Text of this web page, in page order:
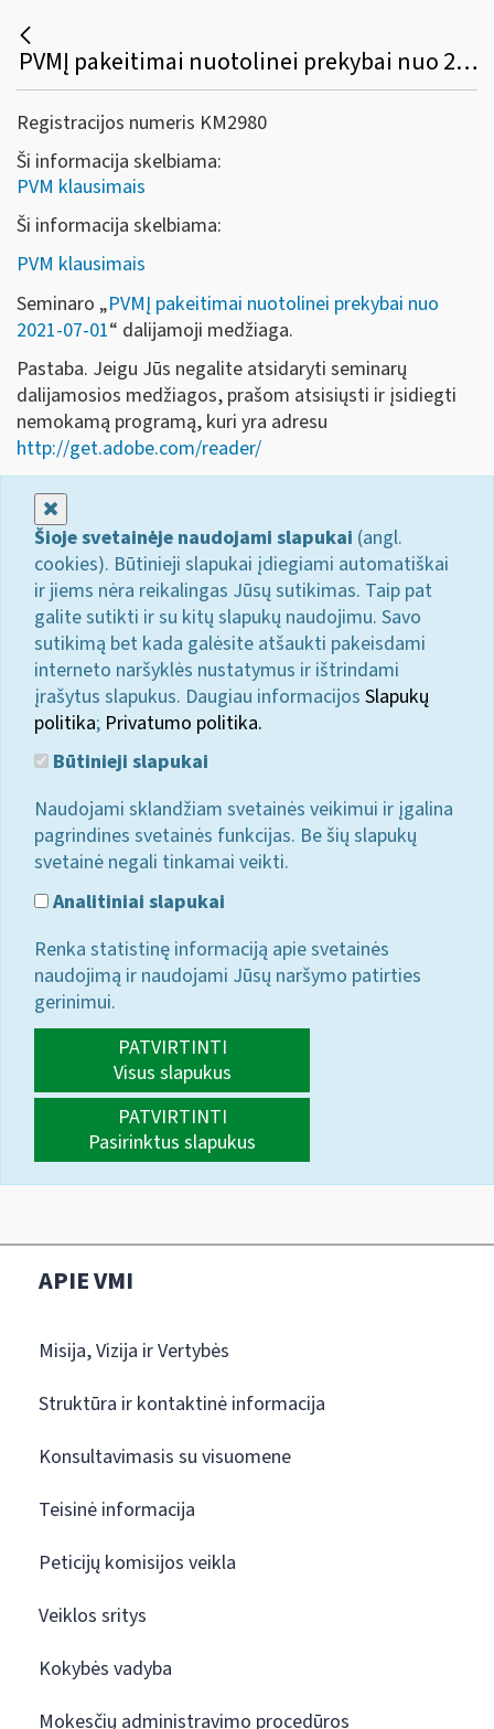
PVMĮ pakeitimai nuotolinei prekybai nuo 2021-07-01
Registracijos numeris KM2980
Ši informacija skelbiama:
PVM klausimais
Ši informacija skelbiama:
PVM klausimais
Seminaro „PVMĮ pakeitimai nuotolinei prekybai nuo
2021-07-01“ dalijamoji medžiaga.
Pastaba. Jeigu Jūs negalite atsidaryti seminarų
dalijamosios medžiagos, prašom atsisiųsti ir įsidiegti
nemokamą programą, kuri yra adresu
http://get.adobe.com/reader/
Šioje svetainėje naudojami slapukai (angl.
cookies). Būtinieji slapukai įdiegiami automatiškai
ir jiems nėra reikalingas Jūsų sutikimas. Taip pat
galite sutikti ir su kitų slapukų naudojimu. Savo
sutikimą bet kada galėsite atšaukti pakeisdami
interneto naršyklės nustatymus ir ištrindami
įrašytus slapukus. Daugiau informacijos Slapukų
politika; Privatumo politika.
Būtinieji slapukai
Naudojami sklandžiam svetainės veikimui ir įgalina
pagrindines svetainės funkcijas. Be šių slapukų
svetainė negali tinkamai veikti.
Analitiniai slapukai
Renka statistinę informaciją apie svetainės
naudojimą ir naudojami Jūsų naršymo patirties
gerinimui.
PATVIRTINTI
Visus slapukus
PATVIRTINTI
Pasirinktus slapukus
APIE VMI
Misija, Vizija ir Vertybės
Struktūra ir kontaktinė informacija
Konsultavimasis su visuomene
Teisinė informacija
Peticijų komisijos veikla
Veiklos sritys
Kokybės vadyba
Mokesčių administravimo procedūros